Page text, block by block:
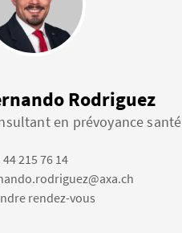
Rodriguez
en prévoyance santé
44 215 76 14
rendez-vous